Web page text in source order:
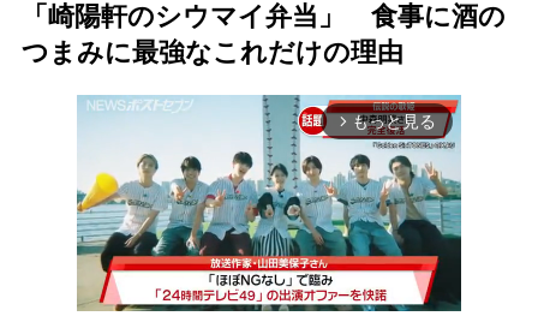
「崎陽軒のシウマイ弁当」 食事に酒の
つまみに最強なこれだけの理由
arrow_forward_ios もっと見る